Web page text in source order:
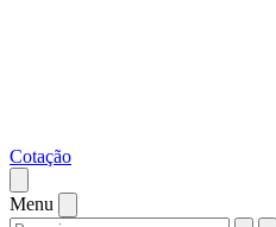
Cotação
Menu